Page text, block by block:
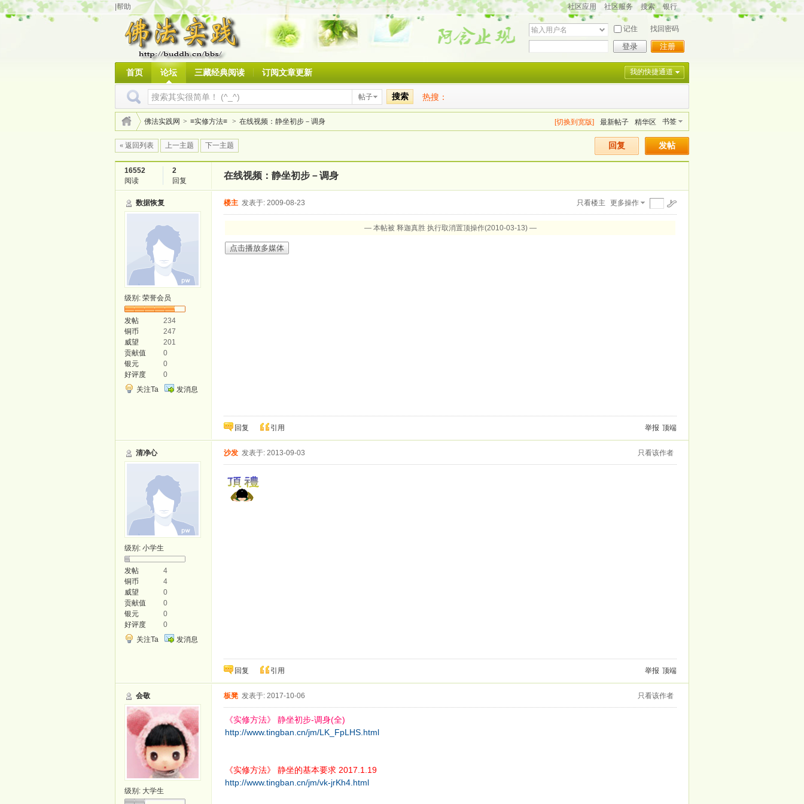
社区应用 社区服务 搜索 银行
|帮助
记住 找回密码
登录 注册
我的快捷通道
首页 论坛 三藏经典阅读 订阅文章更新
帖子 搜索 热搜：
[切换到宽版] 最新帖子 精华区 书签
佛法实践网 > ≡实修方法≡ > 在线视频：静坐初步－调身
发帖
回复
« 返回列表 上一主题 下一主题
16552
阅读
2
回复
在线视频：静坐初步－调身
数据恢复
级别: 荣誉会员
发帖
234
铜币
247
威望
201
贡献值
0
银元
0
好评度
0
关注Ta
发消息
只看楼主 更多操作
楼主 发表于: 2009-08-23
— 本帖被 释迦真胜 执行取消置顶操作(2010-03-13) —
点击播放多媒体
回复 引用 举报 顶端
清净心
级别: 小学生
发帖
4
铜币
4
威望
0
贡献值
0
银元
0
好评度
0
关注Ta
发消息
只看该作者
沙发 发表于: 2013-09-03
回复 引用 举报 顶端
会敬
级别: 大学生
只看该作者
板凳 发表于: 2017-10-06
《实修方法》 静坐初步-调身(全)
http://www.tingban.cn/jm/LK_FpLHS.html
《实修方法》 静坐的基本要求 2017.1.19
http://www.tingban.cn/jm/vk-jrKh4.html